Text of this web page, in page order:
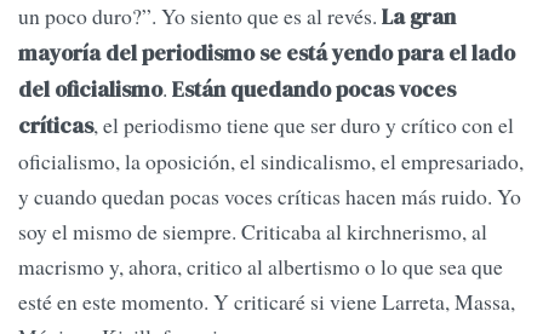
un poco duro?”. Yo siento que es al revés. La gran
mayoría del periodismo se está yendo para el lado
del oficialismo. Están quedando pocas voces
críticas, el periodismo tiene que ser duro y crítico con el
oficialismo, la oposición, el sindicalismo, el empresariado,
y cuando quedan pocas voces críticas hacen más ruido. Yo
soy el mismo de siempre. Criticaba al kirchnerismo, al
macrismo y, ahora, critico al albertismo o lo que sea que
esté en este momento. Y criticaré si viene Larreta, Massa,